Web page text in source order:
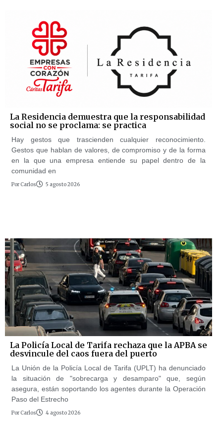
La Residencia demuestra que la responsabilidad
social no se proclama: se practica
Hay gestos que trascienden cualquier reconocimiento.
Gestos que hablan de valores, de compromiso y de la forma
en la que una empresa entiende su papel dentro de la
comunidad en
Por Carlos 5 agosto 2026
La Policía Local de Tarifa rechaza que la APBA se
desvincule del caos fuera del puerto
La Unión de la Policía Local de Tarifa (UPLT) ha denunciado
la situación de "sobrecarga y desamparo" que, según
asegura, están soportando los agentes durante la Operación
Paso del Estrecho
Por Carlos 4 agosto 2026